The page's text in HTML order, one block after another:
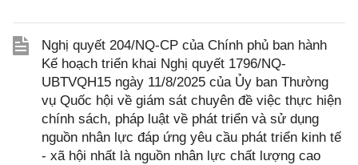
Nghị quyết 204/NQ-CP của Chính phủ ban hành
Kế hoạch triển khai Nghị quyết 1796/NQ-
UBTVQH15 ngày 11/8/2025 của Ủy ban Thường
vụ Quốc hội về giám sát chuyên đề việc thực hiện
chính sách, pháp luật về phát triển và sử dụng
nguồn nhân lực đáp ứng yêu cầu phát triển kinh tế
- xã hội nhất là nguồn nhân lực chất lượng cao